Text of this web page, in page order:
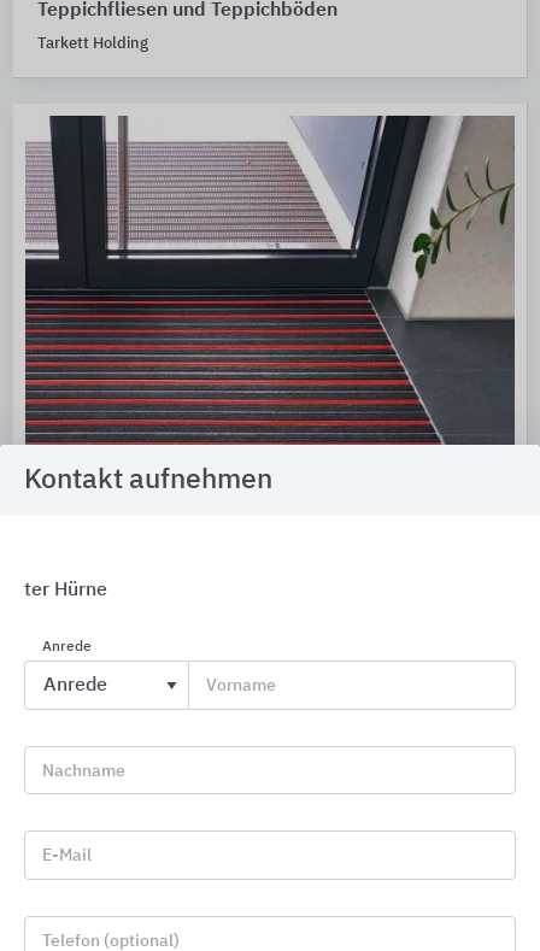
Teppichfliesen und Teppichböden
Tarkett Holding
Eingangsmatten
fuma
Kontakt aufnehmen
ter Hürne
Anrede
Vorname
Nachname
E-Mail
Telefon (optional)